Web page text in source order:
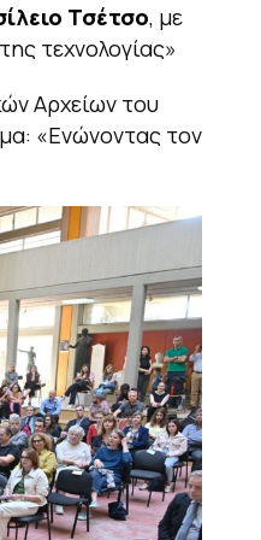
Τσέτσο, με
τεχνολογίας»
Αρχείων του
«Ενώνοντας τον